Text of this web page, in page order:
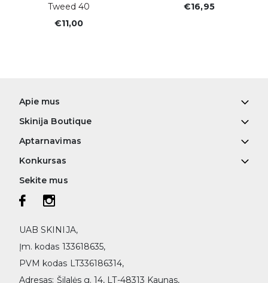
Tweed 40
€11,00
€16,95
Apie mus
Skinija Boutique
Aptarnavimas
Konkursas
Sekite mus
UAB SKINIJA,
Įm. kodas 133618635,
PVM kodas LT336186314,
Adresas: Šilalės g. 14, LT-48313 Kaunas,